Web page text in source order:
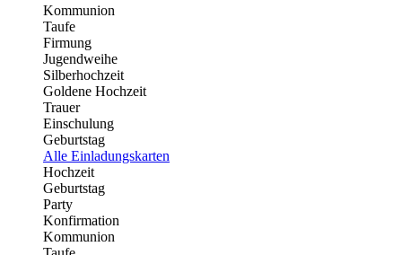
Kommunion
Taufe
Firmung
Jugendweihe
Silberhochzeit
Goldene Hochzeit
Trauer
Einschulung
Geburtstag
Alle Einladungskarten
Hochzeit
Geburtstag
Party
Konfirmation
Kommunion